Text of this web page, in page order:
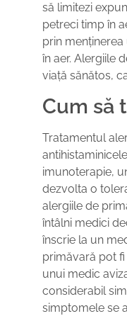
să limitezi
petreci timp în
prin
în aer. Alergiile
viață sănătos,
Cum să
Tratamentul
imunoterapie,
dezvolta o
alergiile de
întâlni medici
înscrie la un
primăvară pot
unui medic
considerabil
simptomele se